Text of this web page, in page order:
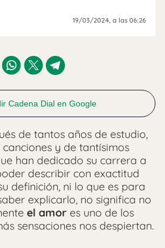
19/03/2024, a las 06:26
Cadena Dial en Google
de tantos años de estudio,
y de tantísimos
han dedicado su carrera a
describir con exactitud
definición, ni lo que es para
explicarlo, no significa no
el amor es uno de los
sensaciones nos despiertan.